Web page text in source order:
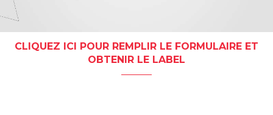
CLIQUEZ ICI POUR REMPLIR LE FORMULAIRE ET
OBTENIR LE LABEL